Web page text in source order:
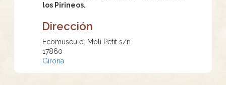
los Pirineos.
Dirección
Ecomuseu el Molí Petit s/n
17860
Girona